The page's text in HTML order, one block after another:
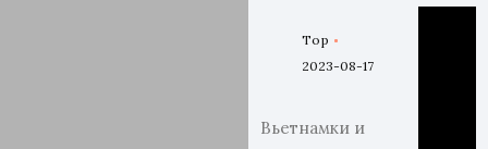
Top
2023-08-17
Вьетнамки и